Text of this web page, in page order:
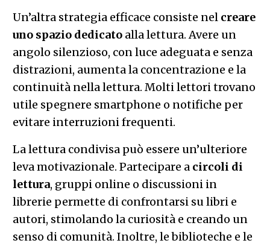
Un’altra strategia efficace consiste nel creare
uno spazio dedicatoalla lettura. Avere un
angolo silenzioso, con luce adeguata e senza
distrazioni, aumenta la concentrazione e la
continuità nella lettura. Molti lettori trovano
utile spegnere smartphone o notifiche per
evitare interruzioni frequenti.
La lettura condivisa può essere un’ulteriore
leva motivazionale. Partecipare a circoli di
lettura, gruppi online o discussioni in
librerie permette di confrontarsi su libri e
autori, stimolando la curiosità e creando un
senso di comunità. Inoltre, le biblioteche e le